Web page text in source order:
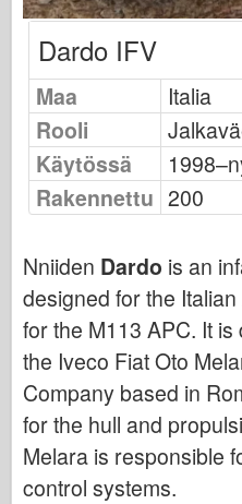
Valorin voimat
Friulmodel
Hasegawa
HobbyBoss-ylle
IBG-mallit
Icm
Italeri
Meng-malli
Dardo IFV
Maa
Italia
Rooli
Käytössä
Rakennettu 200
Nniiden Dardo is an
designed for the
for the M113 APC. It
the Iveco Fiat Oto
Company based in
for the hull and
Melara is responsible
control systems.